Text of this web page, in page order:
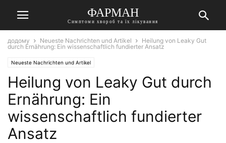
ФАРМАН
Симптоми хвороб та їх лікування
додому Neueste Nachrichten und Artikel
Heilung von Leaky Gut
durch Ernährung: Ein wissenschaftlich fundierter Ansatz
Neueste Nachrichten und Artikel
Heilung von Leaky Gut durch
Ernährung: Ein
wissenschaftlich fundierter
Ansatz